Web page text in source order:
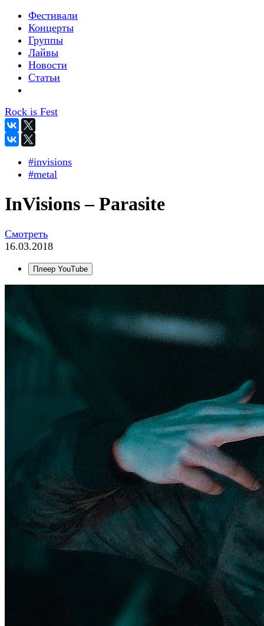
Фестивали
Концерты
Группы
Лайвы
Новости
Статьи
Rock is Fest
#invisions
#metal
InVisions – Parasite
Смотреть
16.03.2018
Плеер YouTube